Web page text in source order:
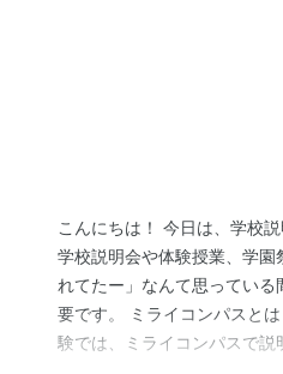
こんにちは！ 今日は、学校
学校説明会や体験授業、学
れてたー」なんて思ってい
要です。 ミライコンパスと
験では、ミライコンパスで説